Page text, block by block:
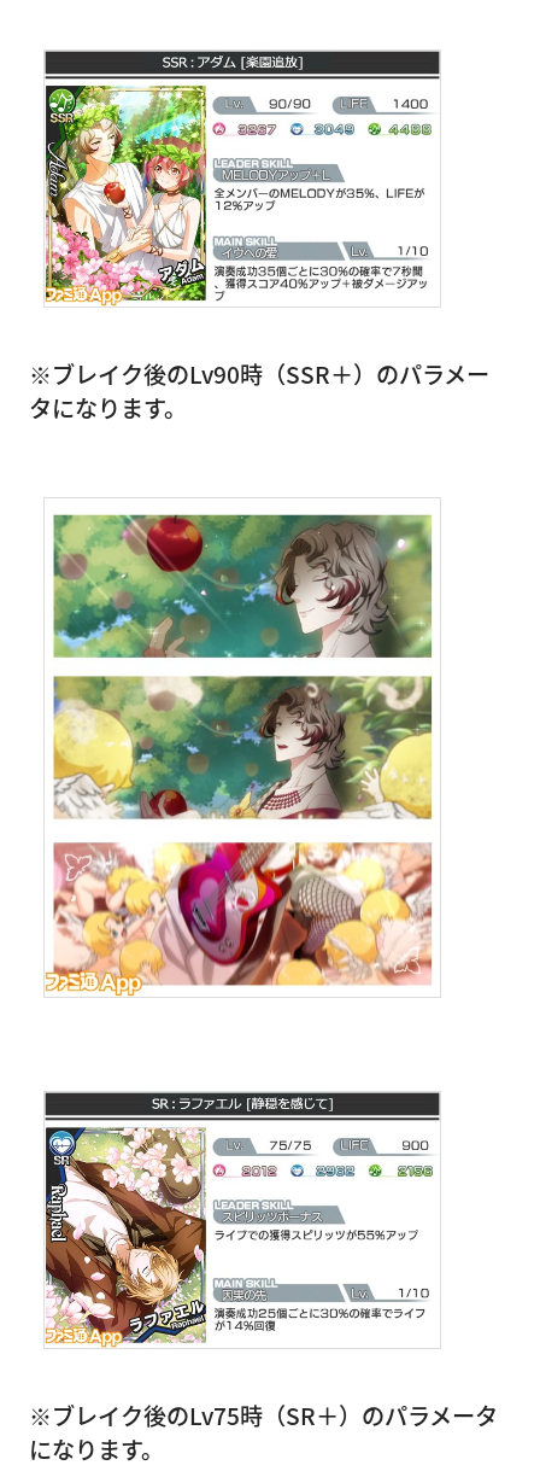
※ブレイク後のLv90時（SSR＋）のパラメー
タになります。
※ブレイク後のLv75時（SR＋）のパラメータ
になります。